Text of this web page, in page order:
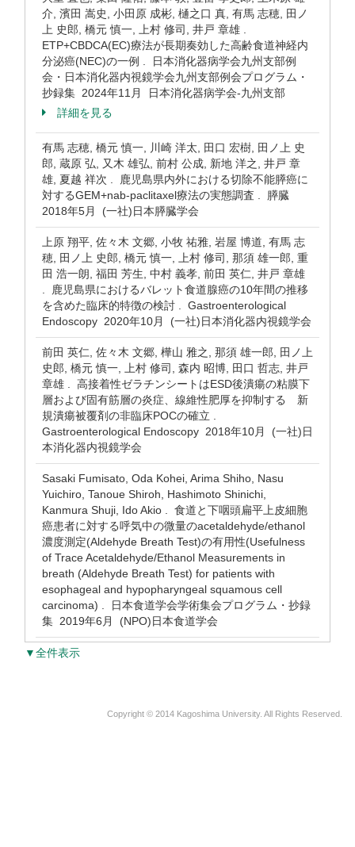
介, 濱田 嵩史, 小田原 成彬, 樋之口 真, 有馬 志穂, 田ノ
上 史郎, 橋元 慎一, 上村 修司, 井戸 章雄 .
ETP+CBDCA(EC)療法が長期奏効した高齢食道神経内
分泌癌(NEC)の一例 . 日本消化器病学会九州支部例
会・日本消化器内視鏡学会九州支部例会プログラム・
抄録集 2024年11月 日本消化器病学会-九州支部
詳細を見る
有馬 志穂, 橋元 慎一, 川崎 洋太, 田口 宏樹, 田ノ上 史
郎, 蔵原 弘, 又木 雄弘, 前村 公成, 新地 洋之, 井戸 章
雄, 夏越 祥次 . 鹿児島県内外における切除不能膵癌に
対するGEM+nab-paclitaxel療法の実態調査 . 膵臓
2018年5月 (一社)日本膵臓学会
上原 翔平, 佐々木 文郷, 小牧 祐雅, 岩屋 博道, 有馬 志
穂, 田ノ上 史郎, 橋元 慎一, 上村 修司, 那須 雄一郎, 重
田 浩一朗, 福田 芳生, 中村 義孝, 前田 英仁, 井戸 章雄
. 鹿児島県におけるバレット食道腺癌の10年間の推移
を含めた臨床的特徴の検討 . Gastroenterological
Endoscopy 2020年10月 (一社)日本消化器内視鏡学会
前田 英仁, 佐々木 文郷, 樺山 雅之, 那須 雄一郎, 田ノ上
史郎, 橋元 慎一, 上村 修司, 森内 昭博, 田口 哲志, 井戸
章雄 . 高接着性ゼラチンシートはESD後潰瘍の粘膜下
層および固有筋層の炎症、線維性肥厚を抑制する 新
規潰瘍被覆剤の非臨床POCの確立 .
Gastroenterological Endoscopy 2018年10月 (一社)日
本消化器内視鏡学会
Sasaki Fumisato, Oda Kohei, Arima Shiho, Nasu
Yuichiro, Tanoue Shiroh, Hashimoto Shinichi,
Kanmura Shuji, Ido Akio . 食道と下咽頭扁平上皮細胞
癌患者に対する呼気中の微量のacetaldehyde/ethanol
濃度測定(Aldehyde Breath Test)の有用性(Usefulness
of Trace Acetaldehyde/Ethanol Measurements in
breath (Aldehyde Breath Test) for patients with
esophageal and hypopharyngeal squamous cell
carcinoma) . 日本食道学会学術集会プログラム・抄録
集 2019年6月 (NPO)日本食道学会
▼全件表示
Copyright © 2014 Kagoshima University. All Rights Reserved.